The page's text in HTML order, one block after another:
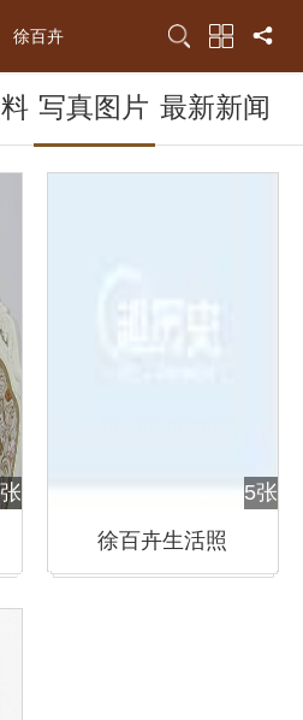
徐百卉
写真图片 最新新闻
5张
徐百卉生活照